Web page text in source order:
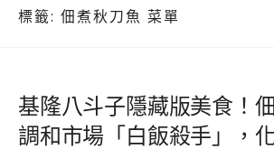
標籤: 佃煮秋刀魚 菜單
基隆八斗子隱藏版美食！
調和市場「白飯殺手」，